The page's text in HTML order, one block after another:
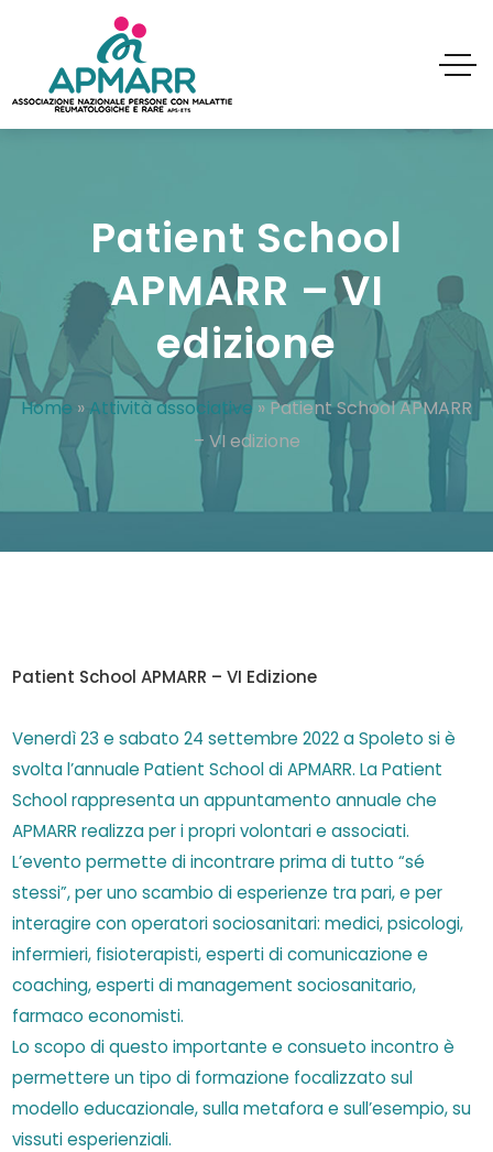
Patient School
APMARR – VI
edizione
Home »Attività associative»Patient School APMARR
– VI edizione
Patient School APMARR – VI Edizione
Venerdì 23 e sabato 24 settembre 2022 a Spoleto si è
svolta l’annuale Patient School di APMARR. La Patient
School rappresenta un appuntamento annuale che
APMARR realizza per i propri volontari e associati.
L’evento permette di incontrare prima di tutto “sé
stessi”, per uno scambio di esperienze tra pari, e per
interagire con operatori sociosanitari: medici, psicologi,
infermieri, fisioterapisti, esperti di comunicazione e
coaching, esperti di management sociosanitario,
farmaco economisti.
Lo scopo di questo importante e consueto incontro è
permettere un tipo di formazione focalizzato sul
modello educazionale, sulla metafora e sull’esempio, su
vissuti esperienziali.